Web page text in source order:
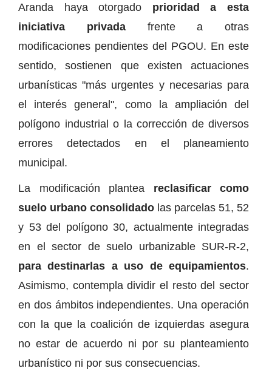
Aranda haya otorgado prioridad a esta
iniciativa privadafrente a otras
modificaciones pendientes del PGOU. En este
sentido, sostienen que existen actuaciones
urbanísticas "más urgentes y necesarias para
el interés general", como la ampliación del
polígono industrial o la corrección de diversos
errores detectados en el planeamiento
municipal.
La modificación plantea reclasificar como
suelo urbano consolidado las parcelas 51, 52
y 53 del polígono 30, actualmente integradas
en el sector de suelo urbanizable SUR-R-2,
para destinarlas a uso de equipamientos.
Asimismo, contempla dividir el resto del sector
en dos ámbitos independientes. Una operación
con la que la coalición de izquierdas asegura
no estar de acuerdo ni por su planteamiento
urbanístico ni por sus consecuencias.